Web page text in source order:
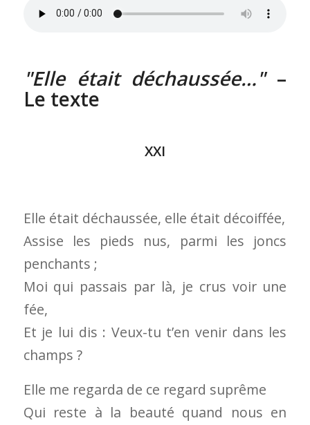
Elle était déchaussée… –
Le texte
XXI
Elle était déchaussée, elle était décoiffée,
Assise les pieds nus, parmi les joncs
penchants ;
Moi qui passais par là, je crus voir une
fée,
Et je lui dis : Veux-tu t’en venir dans les
champs ?
Elle me regarda de ce regard suprême
Qui reste à la beauté quand nous en